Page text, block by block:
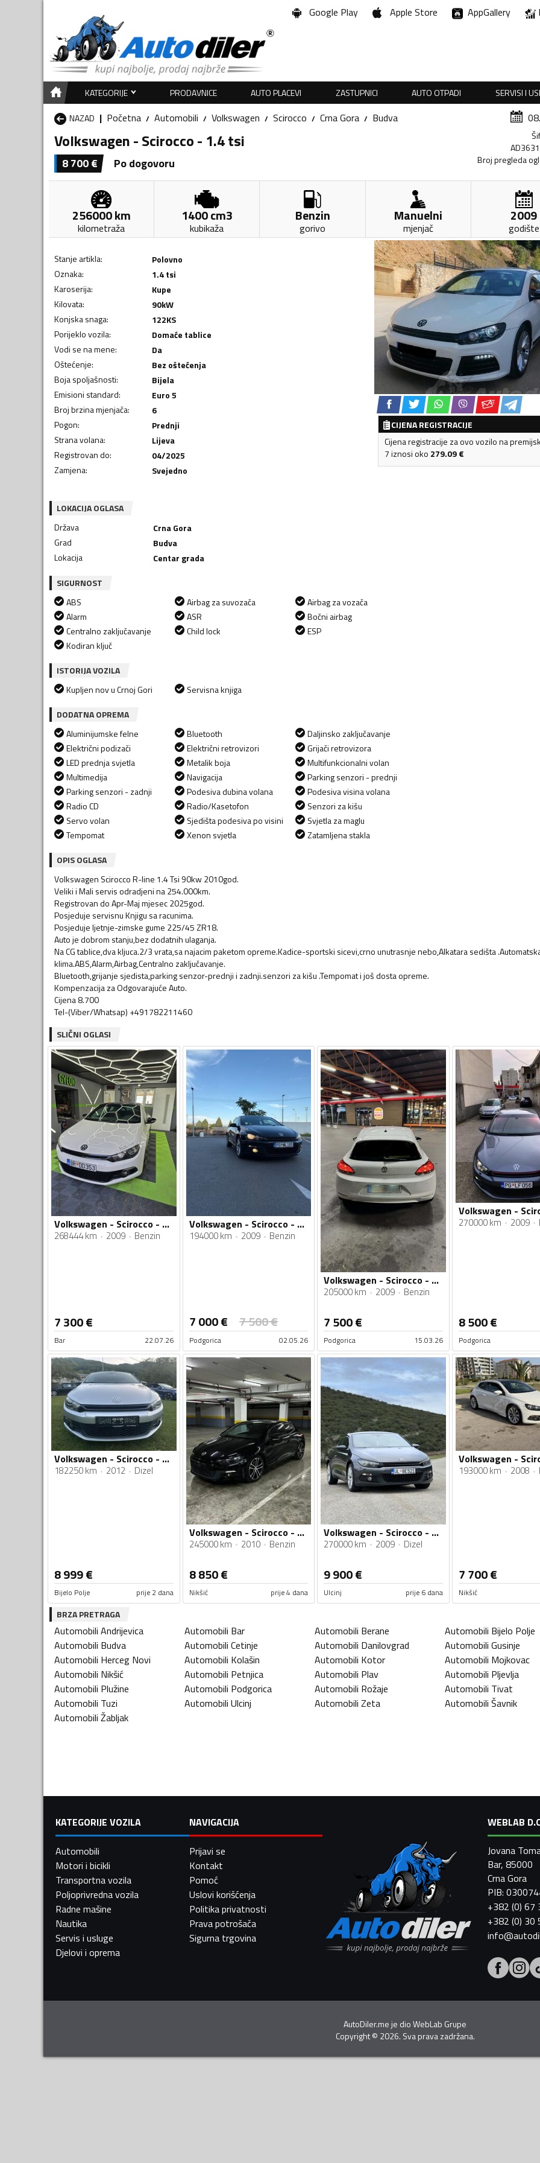
Google Play Apple Store AppGallery
KATEGORIJE PRODAVNICE AUTO PLACEVI ZASTUPNICI AUTO OTPADI
SERVISI I
NAZAD
Početna Automobili Volkswagen Scirocco Crna Gora Budva
Volkswagen - Scirocco - 1.4 tsi
8 700€ Po dogovoru
Broj pregleda
256000km
kilometraža
1400cm3
kubikaža
Benzin
gorivo
Manuelni
mjenjač
2009
godište
Stanje artikla:
Polovno
Oznaka:
1.4 tsi
Karoserija:
Kupe
Kilovata: 90kW
Konjska snaga: 122KS
Porijeklo vozila:
Domaće tablice
Vodi se na mene:
Da
Oštećenje:
Bez oštećenja
Boja spoljašnosti:
Bijela
Emisioni standard:
Euro 5
Broj brzina mjenjača:
6
Pogon:
Prednji
Strana volana:
Lijeva
Registrovan do:
04/2025
Zamjena: Svejedno
CIJENA REGISTRACIJE
Cijena registracije za ovo vozilo na
7 iznosi oko 279.09€
LOKACIJA OGLASA
Država
Crna Gora
Grad
Budva
Lokacija
Centar grada
SIGURNOST
ABS
Alarm
Centralno zaključavanje
Kodiran ključ
Airbag za suvozača
ASR
Child lock
Airbag za vozača
Bočni airbag
ESP
ISTORIJA VOZILA
Kupljen nov u Crnoj Gori
Servisna knjiga
DODATNA OPREMA
Aluminijumske felne
Električni podizači
LED prednja svjetla
Multimedija
Parking senzori - zadnji
Radio CD
Servo volan
Tempomat
Bluetooth
Električni retrovizori
Metalik boja
Navigacija
Podesiva dubina volana
Radio/Kasetofon
Sjedišta podesiva po visini
Xenon svjetla
Daljinsko zaključavanje
Grijači retrovizora
Multifunkcionalni volan
Parking senzori - prednji
Podesiva visina volana
Senzori za kišu
Svjetla za maglu
Zatamljena stakla
OPIS OGLASA
Volkswagen Scirocco R-line 1.4 Tsi 90kw 2010god.
Veliki i Mali servis odradjeni na 254.000km.
Registrovan do Apr-Maj mjesec 2025god.
Posjeduje servisnu Knjigu sa racunima.
Posjeduje ljetnje-zimske gume 225/45 ZR18.
Auto je dobrom stanju,bez dodatnih ulaganja.
Na CG tablice,dva kljuca.2/3 vrata,sa najacim paketom opreme.Kadice-sportski sicevi,crno unutrasnje nebo,Alkatara sedišta
klima.ABS,Alarm,Airbag,Centralno zaključavanje.
Bluetooth,grijanje sjedista,parking senzor-prednji i zadnji.senzori za kišu .Tempomat i još dosta opreme.
Kompenzacija za Odgovarajuće Auto.
Cijena 8.700
Tel-(Viber/Whatsap) +491782211460
SLIČNI OGLASI
Volkswagen - Scirocco - 1.4 tsi
268444 km 2009 Benzin
7 300€
Bar 22.07.26
Volkswagen - Scirocco - 1.4 TSI
194000 km 2009 Benzin
7 000€ 7 500€
Podgorica 02.05.26
Volkswagen - Scirocco - 1.4 tsi
205000 km 2009 Benzin
7 500€
Podgorica 15.03.26
270000 km 2009
8 500€
Podgorica
Volkswagen - Scirocco - 2.0TDI
182250 km 2012 Dizel
8 999€
Bijelo Polje prije 2 dana
Volkswagen - Scirocco - 1.4 TSI
245000 km 2010 Benzin
8 850€
Nikšić prije 4 dana
Volkswagen - Scirocco - 2.0
270000 km 2009 Dizel
9 900€
Ulcinj prije 6 dana
193000 km 2008
7 700€
Nikšić
BRZA PRETRAGA
Automobili Andrijevica Automobili Bar Automobili Berane Automobili Bijelo Polje
Automobili Budva Automobili Cetinje Automobili Danilovgrad Automobili Gusinje
Automobili Herceg Novi Automobili Kolašin Automobili Kotor Automobili Mojkovac
Automobili Nikšić Automobili Petnjica Automobili Plav Automobili Pljevlja
Automobili Plužine Automobili Podgorica Automobili Rožaje Automobili Tivat
Automobili Tuzi Automobili Ulcinj Automobili Zeta Automobili Šavnik
Automobili Žabljak
KATEGORIJE VOZILA
Automobili
Motori i bicikli
Transportna vozila
Poljoprivredna vozila
Radne mašine
Nautika
Servis i usluge
Djelovi i oprema
NAVIGACIJA
Prijavi se
Kontakt
Pomoć
Uslovi korišćenja
Politika privatnosti
Prava potrošača
Sigurna trgovina
WEBLAB
Jovana
Bar, 85000
Crna Gora
PIB:
+382 (0) 67
+382 (0) 30
AutoDiler.me je dioWebLab Grupe
Copyright© 2026. Sva prava zadržana.